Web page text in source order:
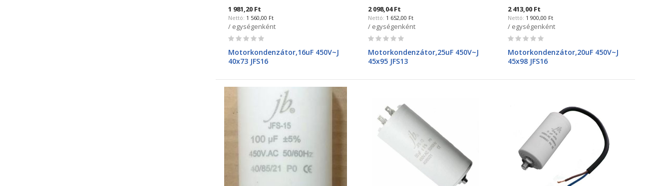
1 981,20 Ft
1 560,00 Ft
/ egységenként
Rating:
Motorkondenzátor,16uF 450V~J
40x73 JFS16
2 098,04 Ft
1 652,00 Ft
/ egységenként
Rating:
Motorkondenzátor,25uF 450V~J
45x95 JFS13
2 413,00 Ft
1 900,00 Ft
/ egységenként
Rating:
Motorkondenzátor,20uF 450V~J
45x98 JFS16